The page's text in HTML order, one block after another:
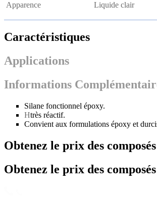
Apparence Liquide clair
Caractéristiques
Applications
Informations
Silane fonctionnel époxy.
Htrès réactif.
Convient aux formulations époxy et
Obtenez le prix des
Obtenez le prix des